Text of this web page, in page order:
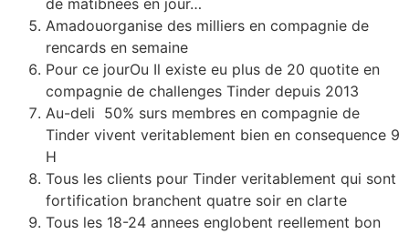
de matibnees en jour…
Amadouorganise des milliers en compagnie de
rencards en semaine
Pour ce jourOu Il existe eu plus de 20 quotite en
compagnie de challenges Tinder depuis 2013
Au-deli 50% surs membres en compagnie de
Tinder vivent veritablement bien en consequence 9
H
Tous les clients pour Tinder veritablement qui sont
fortification branchent quatre soir en clarte
Tous les 18-24 annees englobent reellement bon